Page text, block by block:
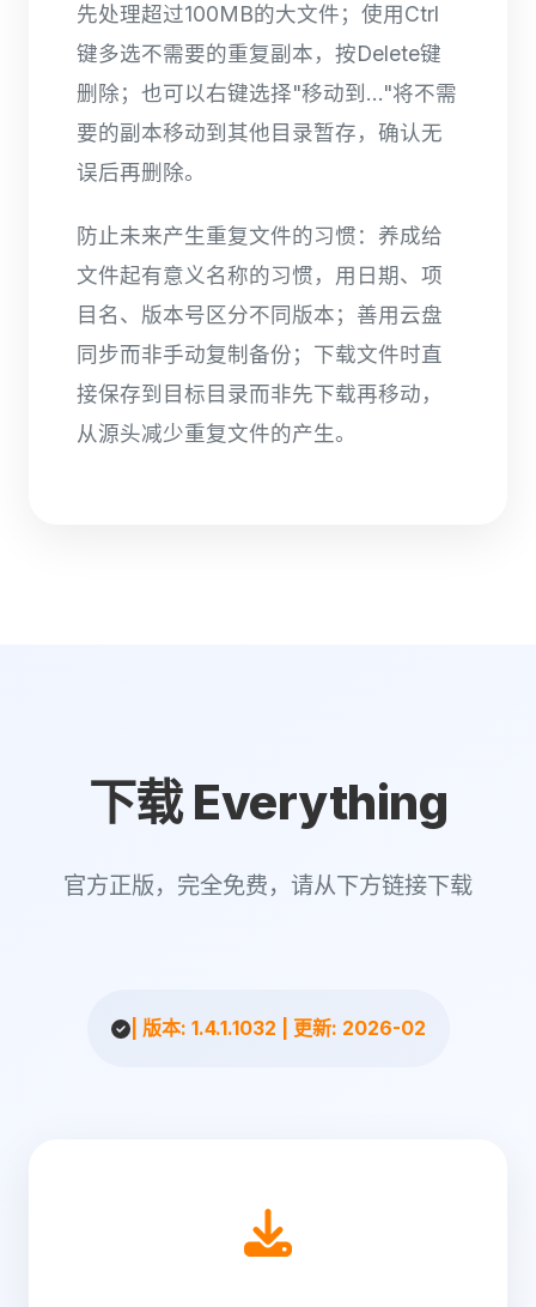
先处理超过100MB的大文件；使用Ctrl
键多选不需要的重复副本，按Delete键
删除；也可以右键选择"移动到..."将不需
要的副本移动到其他目录暂存，确认无
误后再删除。
防止未来产生重复文件的习惯：养成给
文件起有意义名称的习惯，用日期、项
目名、版本号区分不同版本；善用云盘
同步而非手动复制备份；下载文件时直
接保存到目标目录而非先下载再移动，
从源头减少重复文件的产生。
下载 Everything
官方正版，完全免费，请从下方链接下载
| 版本: 1.4.1.1032 | 更新: 2026-02